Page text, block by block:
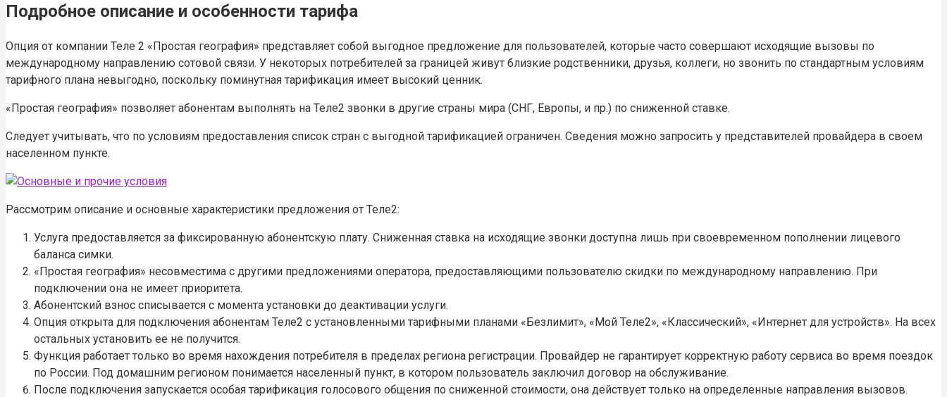
Подробное описание и особенности тарифа
Опция от компании Теле 2 «Простая география» представляет собой выгодное предложение для пользователей, которые часто совершают исходящие вызовы по
международному направлению сотовой связи. У некоторых потребителей за границей живут близкие родственники, друзья, коллеги, но звонить по стандартным условиям
тарифного плана невыгодно, поскольку поминутная тарификация имеет высокий ценник.
«Простая география» позволяет абонентам выполнять на Теле2 звонки в другие страны мира (СНГ, Европы, и пр.) по сниженной ставке.
Следует учитывать, что по условиям предоставления список стран с выгодной тарификацией ограничен. Сведения можно запросить у представителей провайдера в своем
населенном пункте.
Рассмотрим описание и основные характеристики предложения от Теле2:
Услуга предоставляется за фиксированную абонентскую плату. Сниженная ставка на исходящие звонки доступна лишь при своевременном пополнении лицевого
баланса симки.
«Простая география» несовместима с другими предложениями оператора, предоставляющими пользователю скидки по международному направлению. При
подключении она не имеет приоритета.
Абонентский взнос списывается с момента установки до деактивации услуги.
Опция открыта для подключения абонентам Теле2 с установленными тарифными планами «Безлимит», «Мой Теле2», «Классический», «Интернет для устройств». На всех
остальных установить ее не получится.
Функция работает только во время нахождения потребителя в пределах региона регистрации. Провайдер не гарантирует корректную работу сервиса во время поездок
по России. Под домашним регионом понимается населенный пункт, в котором пользователь заключил договор на обслуживание.
После подключения запускается особая тарификация голосового общения по сниженной стоимости, она действует только на определенные направления вызовов.